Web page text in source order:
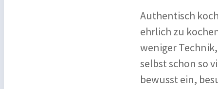
Authentisch
ehrlich zu
weniger
selbst schon so
bewusst ein,